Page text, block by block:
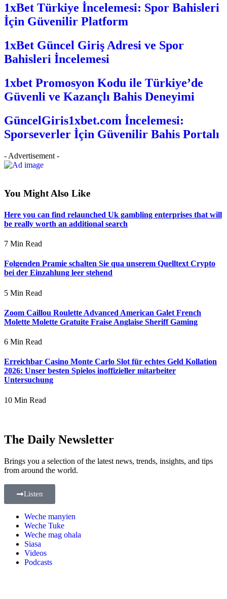
1xBet Türkiye İncelemesi: Spor Bahisleri
İçin Güvenilir Platform
1xBet Güncel Giriş Adresi ve Spor
Bahisleri İncelemesi
1xbet Promosyon Kodu ile Türkiye’de
Güvenli ve Kazançlı Bahis Deneyimi
GüncelGiris1xbet.com İncelemesi:
Sporseverler İçin Güvenilir Bahis Portalı
- Advertisement -
You Might Also Like
Here you can find relaunched Uk gambling enterprises that will
be really worth an additional search
7 Min Read
Folgenden Pramie schalten Sie qua unserem Quelltext Crypto
bei der Einzahlung leer stehend
5 Min Read
Zoom Caillou Roulette Advanced American Galet French
Molette Molette Gratuite Fraise Anglaise Sheriff Gaming
6 Min Read
Erreichbar Casino Monte Carlo Slot für echtes Geld Kollation
2026: Unser besten Spielos inoffizieller mitarbeiter
Untersuchung
10 Min Read
The Daily Newsletter
Brings you a selection of the latest news, trends, insights, and tips
from around the world.
Listen
Weche manyien
Weche Tuke
Weche mag ohala
Siasa
Videos
Podcasts